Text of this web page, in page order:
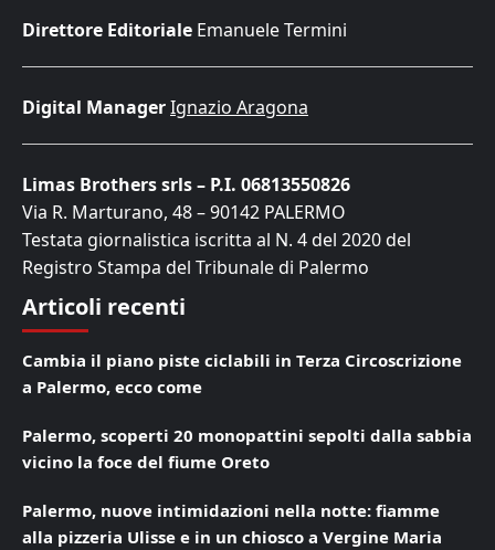
Direttore Editoriale Emanuele Termini
Digital ManagerIgnazio Aragona
Limas Brothers srls – P.I. 06813550826
Via R. Marturano, 48 – 90142 PALERMO
Testata giornalistica iscritta al N. 4 del 2020 del
Registro Stampa del Tribunale di Palermo
Articoli recenti
Cambia il piano piste ciclabili in Terza Circoscrizione
a Palermo, ecco come
Palermo, scoperti 20 monopattini sepolti dalla sabbia
vicino la foce del fiume Oreto
Palermo, nuove intimidazioni nella notte: fiamme
alla pizzeria Ulisse e in un chiosco a Vergine Maria